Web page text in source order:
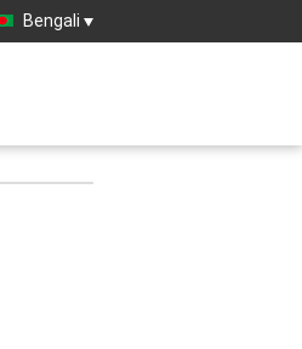
Bengali